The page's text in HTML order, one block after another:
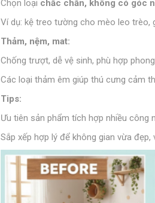
Chọn loại chắc chắn, không có góc
Ví dụ: kệ treo tường cho mèo leo trèo,
Thảm, nệm, mat:
Chống trượt, dễ vệ sinh, phù hợp
Các loại thảm êm giúp thú cưng cảm
Tips:
Ưu tiên sản phẩm tích hợp nhiều công
Sắp xếp hợp lý để không gian vừa đẹp,